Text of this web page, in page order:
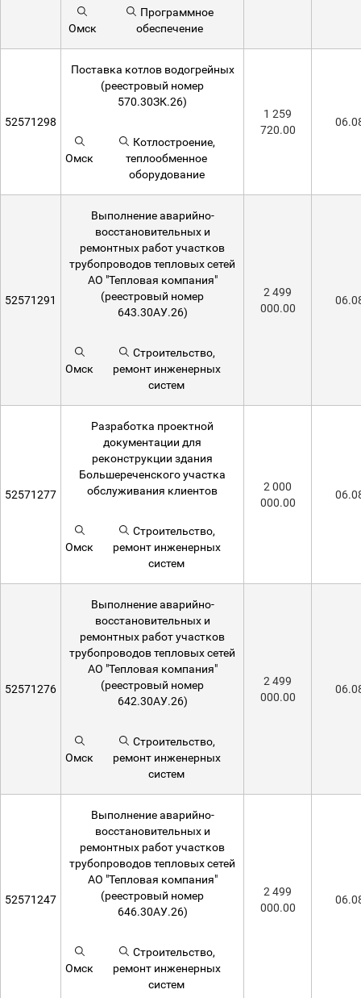
Омск
Программное
обеспечение
52571298
Поставка котлов водогрейных
(реестровый номер
570.30ЗК.26)
Омск
Котлостроение,
теплообменное
оборудование
1 259
720.00
52571291
Выполнение аварийно-
восстановительных и
ремонтных работ участков
трубопроводов тепловых сетей
АО "Тепловая компания"
(реестровый номер
643.30АУ.26)
Омск
Строительство,
ремонт инженерных
систем
2 499
000.00
52571277
Разработка проектной
документации для
реконструкции здания
Большереченского участка
обслуживания клиентов
Омск
Строительство,
ремонт инженерных
систем
2 000
000.00
52571276
Выполнение аварийно-
восстановительных и
ремонтных работ участков
трубопроводов тепловых сетей
АО "Тепловая компания"
(реестровый номер
642.30АУ.26)
Омск
Строительство,
ремонт инженерных
систем
2 499
000.00
52571247
Выполнение аварийно-
восстановительных и
ремонтных работ участков
трубопроводов тепловых сетей
АО "Тепловая компания"
(реестровый номер
646.30АУ.26)
Омск
Строительство,
ремонт инженерных
систем
2 499
000.00